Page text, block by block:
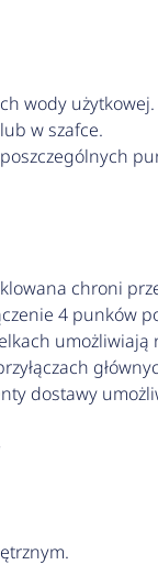
wody użytkowej.
w szafce.
chroni
4 punków
dostawy